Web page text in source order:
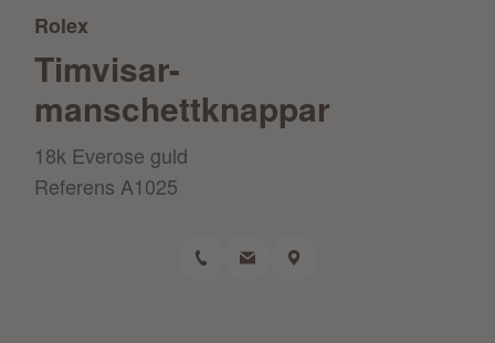
Rolex
Timvisar-
manschettknappar
18k Everose guld
Referens A1025